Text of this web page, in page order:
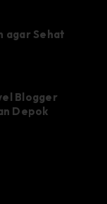
agar Sehat
Blogger
Depok